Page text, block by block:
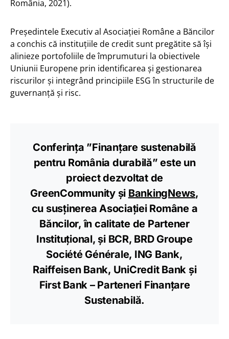
România, 2021).
Președintele Executiv al Asociației Române a Băncilor
a conchis că instituțiile de credit sunt pregătite să își
alinieze portofoliile de împrumuturi la obiectivele
Uniunii Europene prin identificarea și gestionarea
riscurilor și integrând principiile ESG în structurile de
guvernanță și risc.
Conferința ”Finanțare sustenabilă
pentru România durabilă” este un
proiect dezvoltat de
GreenCommunity și BankingNews,
cu susținerea Asociației Române a
Băncilor, în calitate de Partener
Instituţional, și BCR, BRD Groupe
Société Générale, ING Bank,
Raiffeisen Bank, UniCredit Bank și
First Bank – Parteneri Finanțare
Sustenabilă.